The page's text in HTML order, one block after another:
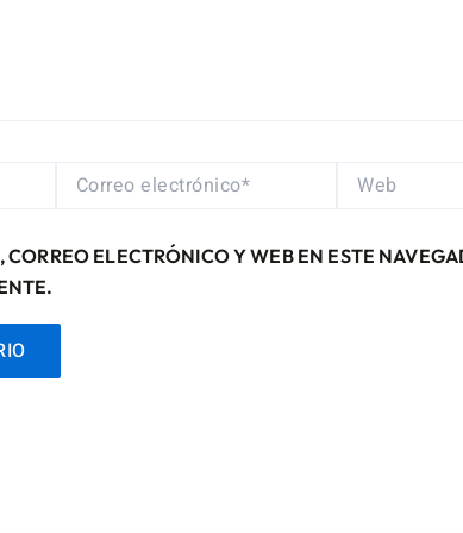
CORREO
WEB
ELECTRÓNICO Y WEB EN ESTE